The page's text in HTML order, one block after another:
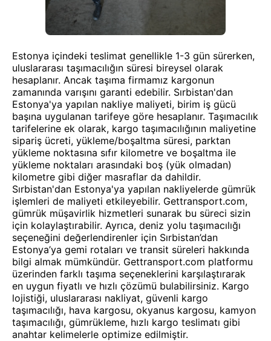
Estonya içindeki teslimat genellikle 1-3 gün sürerken,
uluslararası taşımacılığın süresi bireysel olarak
hesaplanır. Ancak taşıma firmamız kargonun
zamanında varışını garanti edebilir. Sırbistan'dan
Estonya'ya yapılan nakliye maliyeti, birim iş gücü
başına uygulanan tarifeye göre hesaplanır. Taşımacılık
tarifelerine ek olarak, kargo taşımacılığının maliyetine
sipariş ücreti, yükleme/boşaltma süresi, parktan
yükleme noktasına sıfır kilometre ve boşaltma ile
yükleme noktaları arasındaki boş (yük olmadan)
kilometre gibi diğer masraflar da dahildir.
Sırbistan'dan Estonya'ya yapılan nakliyelerde gümrük
işlemleri de maliyeti etkileyebilir. Gettransport.com,
gümrük müşavirlik hizmetleri sunarak bu süreci sizin
için kolaylaştırabilir. Ayrıca, deniz yolu taşımacılığı
seçeneğini değerlendirenler için Sırbistan’dan
Estonya’ya gemi rotaları ve transit süreleri hakkında
bilgi almak mümkündür. Gettransport.com platformu
üzerinden farklı taşıma seçeneklerini karşılaştırarak
en uygun fiyatlı ve hızlı çözümü bulabilirsiniz. Kargo
lojistiği, uluslararası nakliyat, güvenli kargo
taşımacılığı, hava kargosu, okyanus kargosu, kamyon
taşımacılığı, gümrükleme, hızlı kargo teslimatı gibi
anahtar kelimelerle optimize edilmiştir.